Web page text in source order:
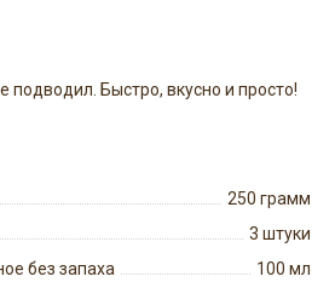
подводил. Быстро, вкусно и просто!
250 грамм
3 штуки
без запаха
100 мл